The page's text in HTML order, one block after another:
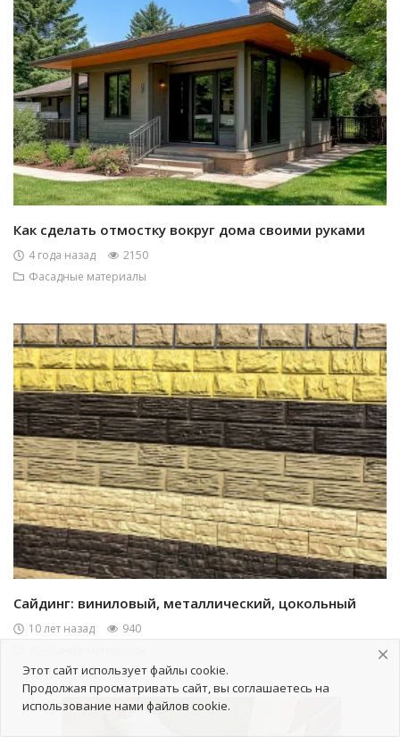
Как сделать отмостку вокруг дома своими руками
4 года назад
2150
Фасадные материалы
Сайдинг: виниловый, металлический, цокольный
10 лет назад
940
Этот сайт использует файлы cookie.
Продолжая просматривать сайт, вы соглашаетесь на
использование нами файлов cookie.